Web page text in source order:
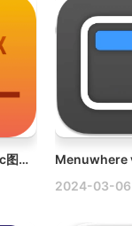
Repix Pro v2.3 Mac图片批量编辑工具破解版
2024-03-06